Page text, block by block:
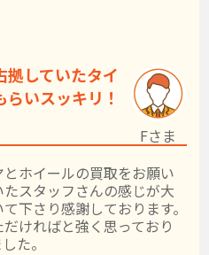
拠していたタイ
いスッキリ！
ホイールの買取をお願い
スタッフさんの感じが大
下さり感謝しております。
ければと強く思っており
た。
Fさま